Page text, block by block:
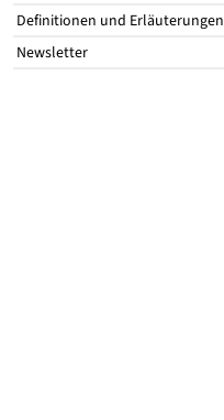
Definitionen und Erläuterungen
Newsletter